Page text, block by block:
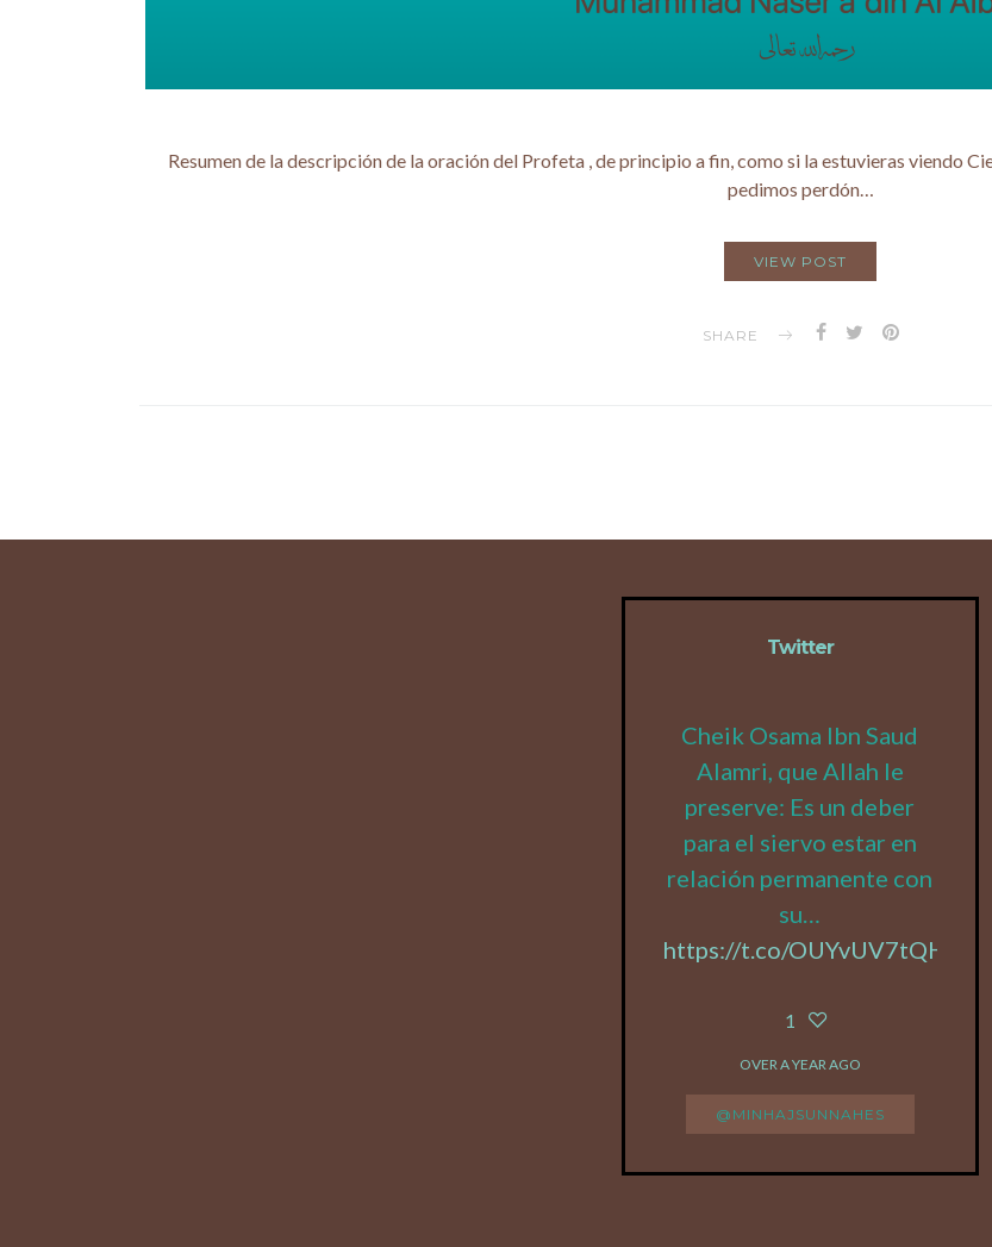
Resumen de la descripción de la oración del Profeta , de principio a fin, como si la estuvieras viendo
pedimos perdón…
VIEW POST
SHARE
Twitter
Cheik Osama Ibn Saud
Alamri, que Allah le
preserve: Es un deber
para el siervo estar en
relación permanente con
su…
https://t.co/OUYvUV7tQH
1
OVER A YEAR AGO
@MINHAJSUNNAHES
FOLLOW